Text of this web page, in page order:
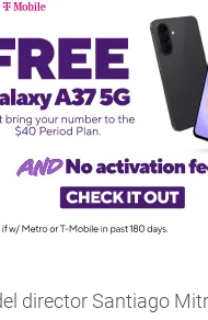
director Santiago